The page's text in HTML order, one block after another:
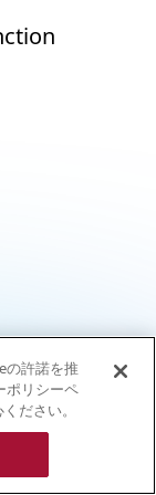
の許諾を推
ポリシーペ
ださい。